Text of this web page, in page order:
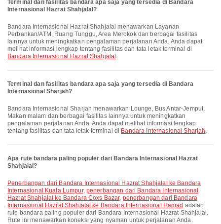
Terminal dan fasilitas bandara apa saja yang tersedia di Bandara
Internasional Hazrat Shahjalal?
Bandara Internasional Hazrat Shahjalal menawarkan Layanan
Perbankan/ATM, Ruang Tunggu, Area Merokok dan berbagai fasilitas
lainnya untuk meningkatkan pengalaman perjalanan Anda. Anda dapat
melihat informasi lengkap tentang fasilitas dan tata letak terminal di
Bandara Internasional Hazrat Shahjalal .
Terminal dan fasilitas bandara apa saja yang tersedia di Bandara
Internasional Sharjah?
Bandara Internasional Sharjah menawarkan Lounge, Bus Antar-Jemput,
Makan malam dan berbagai fasilitas lainnya untuk meningkatkan
pengalaman perjalanan Anda. Anda dapat melihat informasi lengkap
tentang fasilitas dan tata letak terminal di Bandara Internasional Sharjah.
Apa rute bandara paling populer dari Bandara Internasional Hazrat
Shahjalal?
penerbangan dari Bandara Internasional Hazrat Shahjalal ke Bandara
Internasional Kuala Lumpur, penerbangan dari Bandara Internasional
Hazrat Shahjalal ke Bandara Coxs Bazar, penerbangan dari Bandara
Internasional Hazrat Shahjalal ke Bandara Internasional Hamad adalah
rute bandara paling populer dari Bandara Internasional Hazrat Shahjalal.
Rute ini menawarkan koneksi yang nyaman untuk perjalanan Anda.